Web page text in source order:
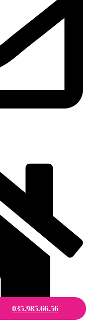
035.985.66.56